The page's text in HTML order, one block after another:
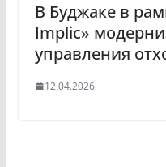
В Буджаке в
Implic»
управления
12.04.2026